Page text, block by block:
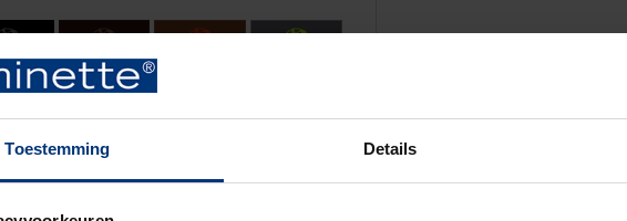
Toestemming Details
C C C
C C